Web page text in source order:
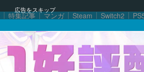
広告をスキップ
特集記事 マンガ Steam Switch2